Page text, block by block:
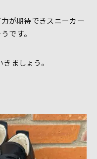
が期待できスニーカー
です。
ましょう。